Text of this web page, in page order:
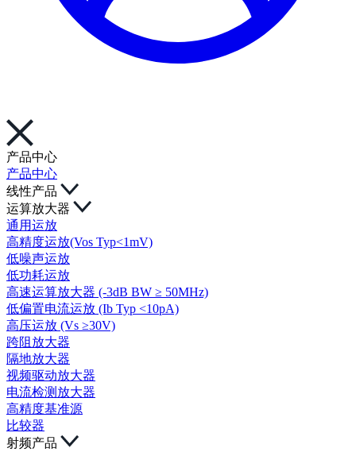
产品中心
产品中心
线性产品
运算放大器
通用运放
高精度运放(Vos Typ<1mV)
低噪声运放
低功耗运放
高速运算放大器 (-3dB BW ≥ 50MHz)
低偏置电流运放 (Ib Typ <10pA)
高压运放 (Vs ≥30V)
跨阻放大器
隔地放大器
视频驱动放大器
电流检测放大器
高精度基准源
比较器
射频产品